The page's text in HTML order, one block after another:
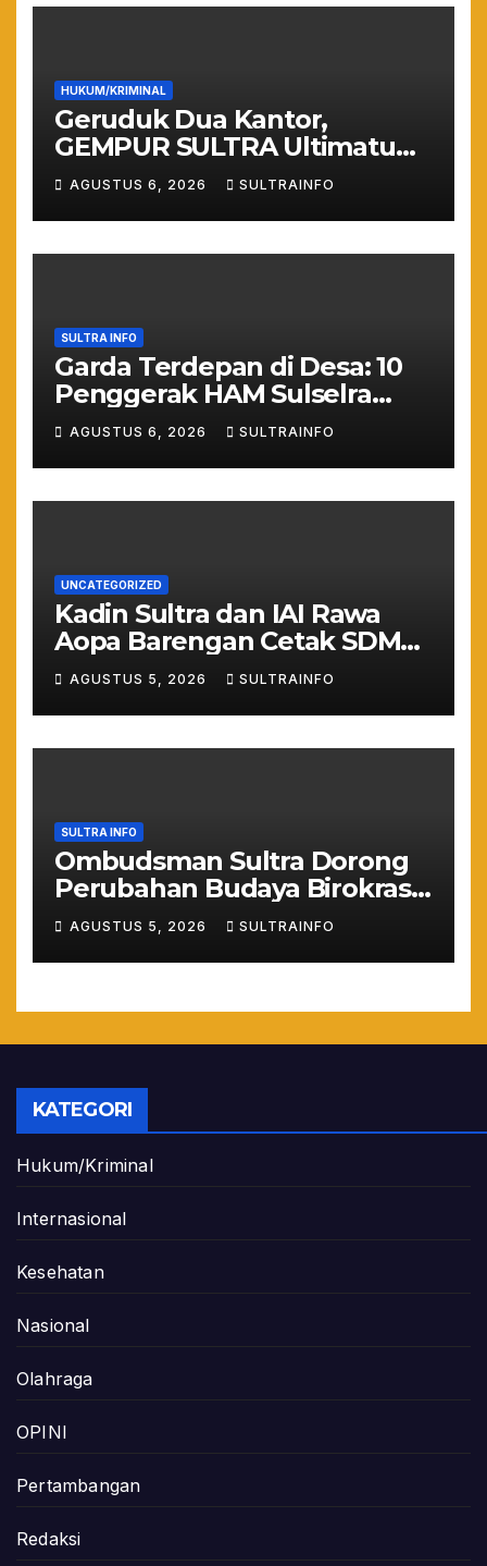
HUKUM/KRIMINAL
Geruduk Dua Kantor,
GEMPUR SULTRA Ultimatum
Keras: Lahan Puuwatu Siap
Diduduki Jika Tak Ada
Kepastian Hukum
AGUSTUS 6, 2026 SULTRAINFO
SULTRA INFO
Garda Terdepan di Desa: 10
Penggerak HAM Sulselra
Resmi Bertugas Mengawal
Asta Cita Prabowo
AGUSTUS 6, 2026 SULTRAINFO
UNCATEGORIZED
Kadin Sultra dan IAI Rawa
Aopa Barengan Cetak SDM
Siap Kerja dan Wirausaha
Muda
AGUSTUS 5, 2026 SULTRAINFO
SULTRA INFO
Ombudsman Sultra Dorong
Perubahan Budaya Birokrasi
Lewat Penilaian
Maladministrasi 2026
AGUSTUS 5, 2026 SULTRAINFO
KATEGORI
Hukum/Kriminal
Internasional
Kesehatan
Nasional
Olahraga
OPINI
Pertambangan
Redaksi